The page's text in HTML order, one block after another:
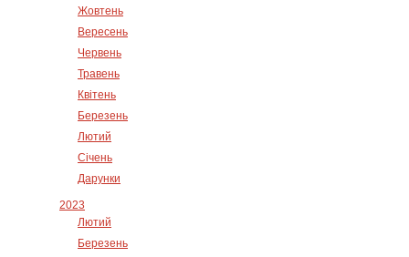
Жовтень
Вересень
Червень
Травень
Квітень
Березень
Лютий
Січень
Дарунки
2023
Лютий
Березень